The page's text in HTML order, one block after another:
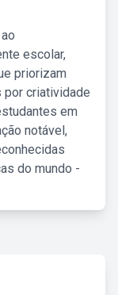
escolar,
priorizam
por criatividade
em
notável,
do mundo -